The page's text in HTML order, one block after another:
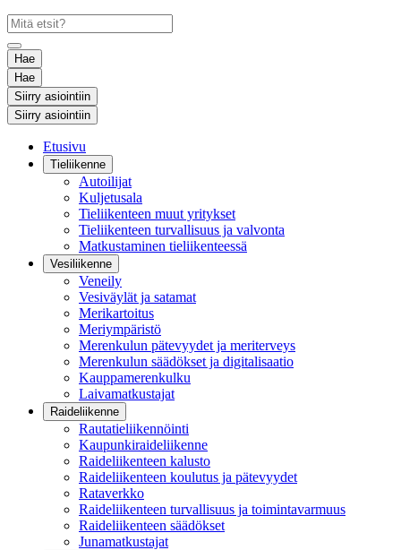
Hae
Hae
Siirry asiointiin
Siirry asiointiin
Etusivu
Tieliikenne
Autoilijat
Kuljetusala
Tieliikenteen muut yritykset
Tieliikenteen turvallisuus ja valvonta
Matkustaminen tieliikenteessä
Vesiliikenne
Veneily
Vesiväylät ja satamat
Merikartoitus
Meriympäristö
Merenkulun pätevyydet ja meriterveys
Merenkulun säädökset ja digitalisaatio
Kauppamerenkulku
Laivamatkustajat
Raideliikenne
Rautatieliikennöinti
Kaupunkiraideliikenne
Raideliikenteen kalusto
Raideliikenteen koulutus ja pätevyydet
Rataverkko
Raideliikenteen turvallisuus ja toimintavarmuus
Raideliikenteen säädökset
Junamatkustajat